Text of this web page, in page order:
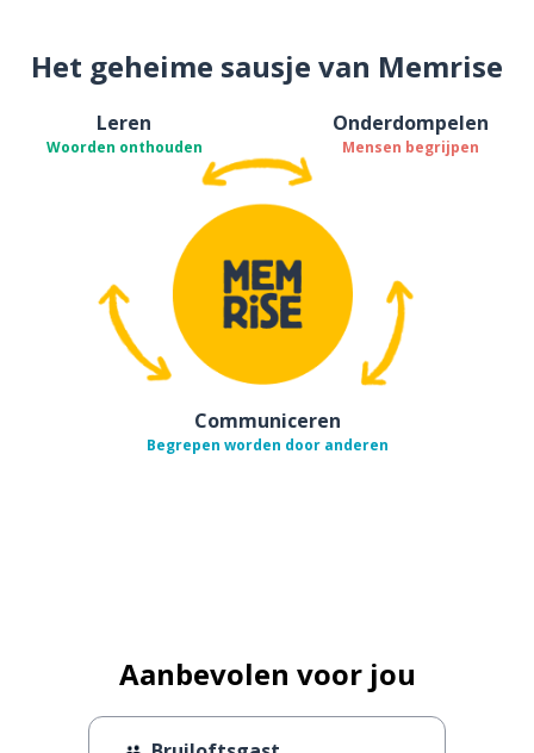
Het geheime sausje van Memrise
Leren
Woorden onthouden
Onderdompelen
Mensen begrijpen
Communiceren
Begrepen worden door anderen
Aanbevolen voor jou